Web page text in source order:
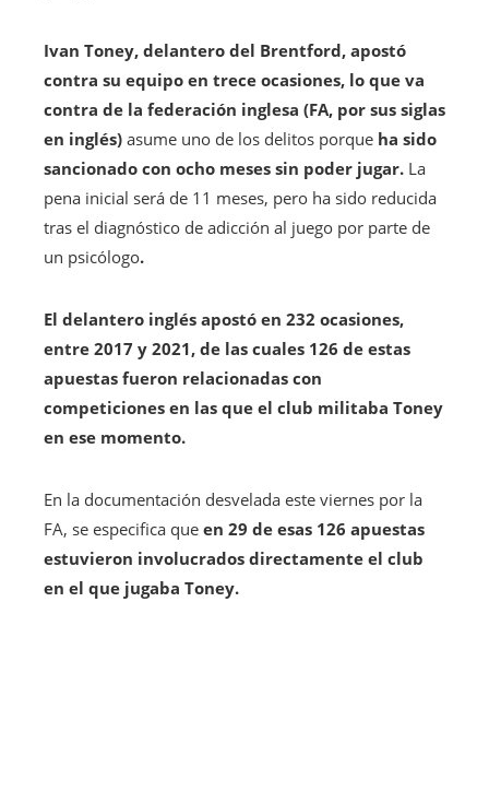
Ivan Toney, delantero del Brentford, apostó
contra su equipo en trece ocasiones, lo que va
contra de la federación inglesa (FA, por sus siglas
en inglés) asume uno de los delitos porque ha sido
sancionado con ocho meses sin poder jugar. La
pena inicial será de 11 meses, pero ha sido reducida
tras el diagnóstico de adicción al juego por parte de
un psicólogo.
El delantero inglés apostó en 232 ocasiones,
entre 2017 y 2021, de las cuales 126 de estas
apuestas fueron relacionadas con
competiciones en las que el club militaba Toney
en ese momento.
En la documentación desvelada este viernes por la
FA, se especifica que en 29 de esas 126 apuestas
estuvieron involucrados directamente el club
en el que jugaba Toney.